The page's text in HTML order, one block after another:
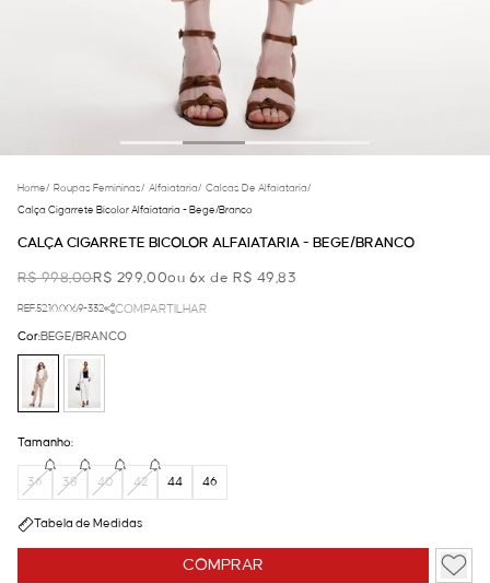
Home/ Roupas Femininas/ Alfaiataria/ Calcas De Alfaiataria/
Calça Cigarrete Bicolor Alfaiataria - Bege/branco
CALÇA CIGARRETE BICOLOR ALFAIATARIA - BEGE/BRANCO
R$ 998,00R$ 299,00ou 6x de R$ 49,83
REF.52.10.0069-332 COMPARTILHAR
COMPRAR
Cor:BEGE/BRANCO
Tamanho:
36 38 40 42 44 46
Tabela de Medidas